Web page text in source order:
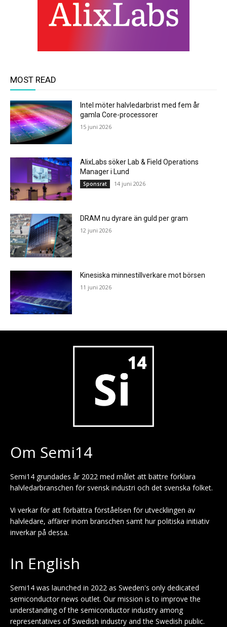
MOST READ
Intel möter halvledarbrist med fem år
gamla Core-processorer
15 juni 2026
AlixLabs söker Lab & Field Operations
Manager i Lund
Sponsrat 14 juni 2026
DRAM nu dyrare än guld per gram
12 juni 2026
Kinesiska minnestillverkare mot börsen
11 juni 2026
Om Semi14
Semi14 grundades år 2022 med målet att bättre förklara
halvledarbranschen för svensk industri och det svenska folket.
Vi verkar för att förbättra förståelsen för utvecklingen av
halvledare, affärer inom branschen samt hur politiska initiativ
inverkar på dessa.
In English
Semi14 was launched in 2022 as Sweden's only dedicated
semiconductor news outlet. Our mission is to improve the
understanding of the semiconductor industry among
representatives of Swedish industry and the Swedish public.